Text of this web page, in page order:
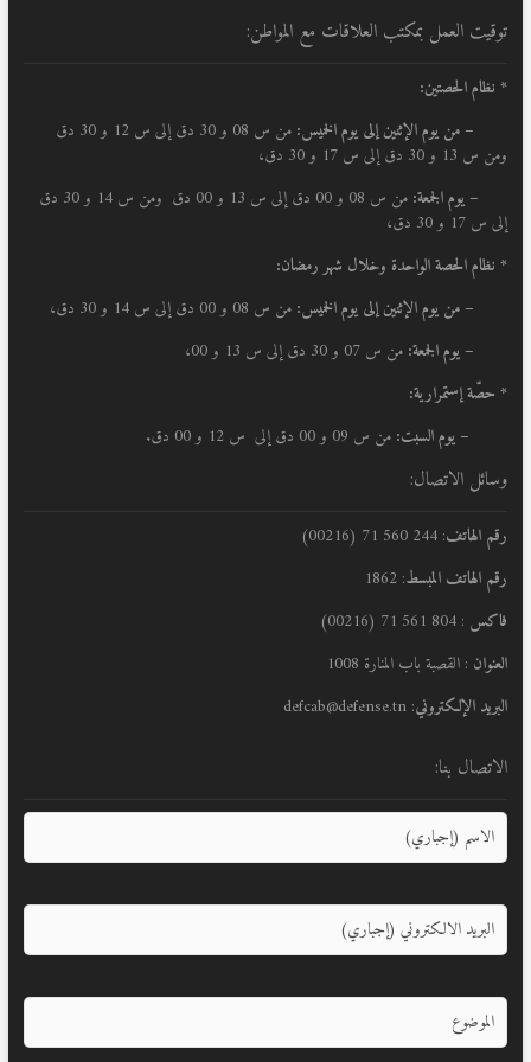
توقيت العمل بمكتب العلاقات مع المواطن:
* نظام الحصتين:
– من يوم الإثنين إلى يوم الخميس:
من س 08 و 30 دق إلى س 12 و 30 دق
ومن س 13 و 30 دق إلى س 17 و 30 دق،
– يوم الجمعة:
من س 08 و 00 دق إلى س 13 و 00 دق ومن س 14 و 30 دق
إلى س 17 و 30 دق،
* نظام الحصة الواحدة وخلال شهر رمضان:
– من يوم الإثنين إلى يوم الخميس: من س 08 و 00 دق إلى س 14 و 30 دق،
– يوم الجمعة: من س 07 و 30 دق إلى س 13 و 00،
* حصّة إستمرارية:
– يوم السبت: من س 09 و 00 دق إلى س 12 و 00 دق.
وسائل الاتصال:
رقم الهاتف: 244 560 71 (00216)
رقم الهاتف المبسط: 1862
فاكس : 804 561 71 (00216)
العنوان : القصبة باب المنارة 1008
البريد الإلكتروني: defcab@defense.tn
الاتصال بنا: